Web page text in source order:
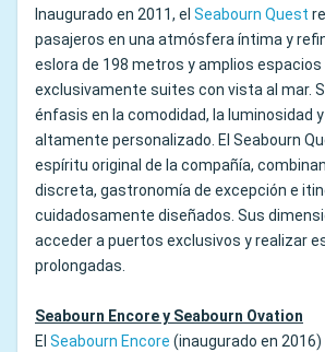
Inaugurado en 2011, el Seabourn Quest
pasajeros en una atmósfera íntima y
eslora de 198 metros y amplios
exclusivamente suites con vista al mar.
énfasis en la comodidad, la luminosidad
altamente personalizado. El Seabourn
espíritu original de la compañía,
discreta, gastronomía de excepción e
cuidadosamente diseñados. Sus
acceder a puertos exclusivos y realizar
prolongadas.
Seabourn Encore y Seabourn Ovation
El Seabourn Encore (inaugurado en 2016)